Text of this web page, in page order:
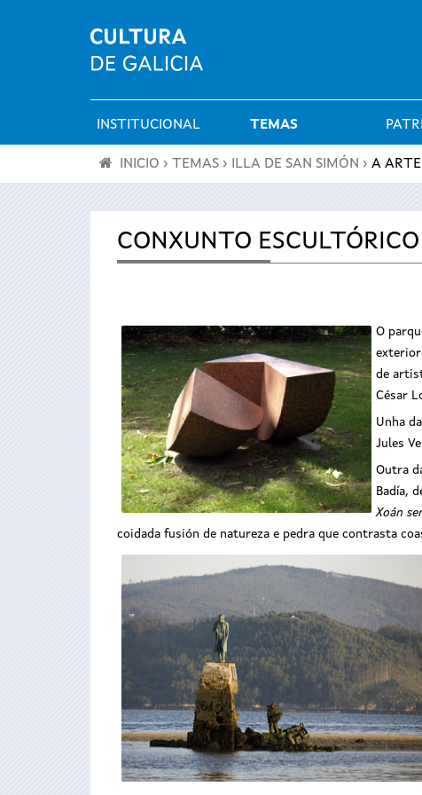
Menú
principal
INSTITUCIONAL TEMAS
está
INICIO › TEMAS › ILLA DE SAN SIMÓN › A ARTE
CONXUNTO ESCULTÓRICO
O
de
César
Unha
Jules
Outra
Badía,
Xoán
coidada fusión de natureza e pedra que contrasta